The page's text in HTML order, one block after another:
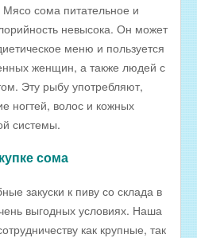
ИЗ РЫБЫ
РЫБУ
РЫБУ
архиве
Мясо сома питательное и
невысока. Он может
меню и пользуется
женщин, а также людей с
Эту рыбу употребляют,
ногтей, волос и кожных
системы.
сома
закуски к пиву со склада в
выгодных условиях. Наша
как крупные, так